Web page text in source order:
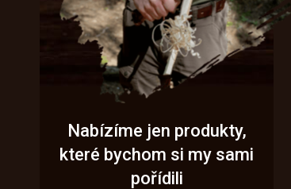
Nabízíme jen produkty,
které bychom si my sami
pořídili